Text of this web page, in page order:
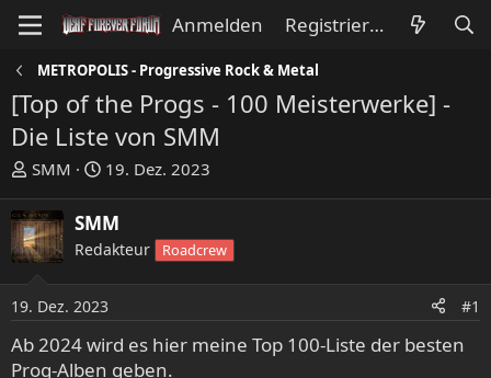
Anmelden Registrieren
METROPOLIS - Progressive Rock & Metal
[Top of the Progs - 100 Meisterwerke] -
Die Liste von SMM
E
s
t
e
l
r
SMM
E
s
t
e
l
l
a
19. Dez. 2023
SMM
Redakteur Roadcrew
19. Dez. 2023 #1
Ab 2024 wird es hier meine Top 100-Liste der besten
Prog-Alben geben.